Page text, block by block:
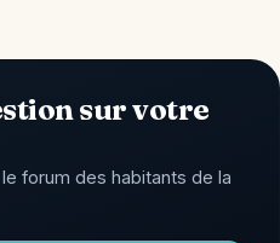
sur votre
forum des habitants de la